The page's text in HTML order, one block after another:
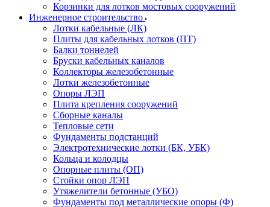
Корзинки для лотков мостовых сооружений
Инженерное строительство
Лотки кабельные (ЛК)
Плиты для кабельных лотков (ПТ)
Балки тоннелей
Бруски кабельных каналов
Коллекторы железобетонные
Лотки железобетонные
Опоры ЛЭП
Плита крепления сооружений
Сборные каналы
Тепловые сети
Фундаменты подстанций
Электротехнические лотки (БК, УБК)
Кольца и колодцы
Опорные плиты (ОП)
Стойки опор ЛЭП
Утяжелители бетонные (УБО)
Фундаменты под металлические опоры (Ф)